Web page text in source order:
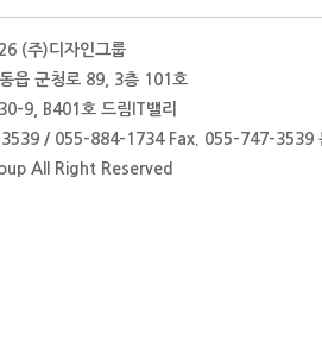
(주)디자인그룹
읍 군청로 89, 3층 101호
9, B401호 드림IT밸리
/ 055-884-1734 Fax. 055-747-3539
All Right Reserved